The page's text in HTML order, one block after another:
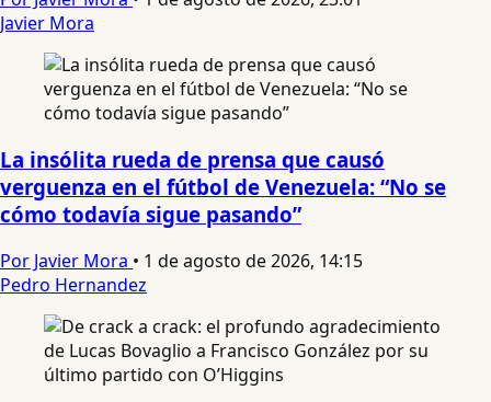
Javier Mora
La insólita rueda de prensa que causó
verguenza en el fútbol de Venezuela: “No se
cómo todavía sigue pasando”
Por Javier Mora • 1 de agosto de 2026, 14:15
Pedro Hernandez